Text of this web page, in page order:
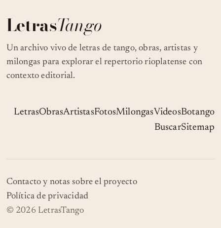
LetrasTango
Un archivo vivo de letras de tango, obras, artistas y
milongas para explorar el repertorio rioplatense con
contexto editorial.
LetrasObrasArtistasFotosMilongasVideosBotango
BuscarSitemap
Contacto y notas sobre el proyecto
Política de privacidad
© 2026 LetrasTango